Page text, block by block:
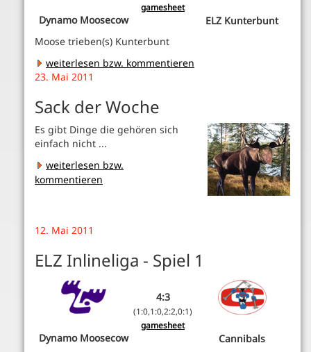
Dynamo Moosecow
gamesheet
ELZ Kunterbunt
Moose trieben(s) Kunterbunt
weiterlesen bzw. kommentieren
23. Mai 2011
Sack der Woche
Es gibt Dinge die gehören sich
einfach nicht ...
weiterlesen bzw.
kommentieren
12. Mai 2011
ELZ Inlineliga - Spiel 1
Dynamo Moosecow
4:3
(1:0,1:0,2:2,0:1)
gamesheet
Cannibals